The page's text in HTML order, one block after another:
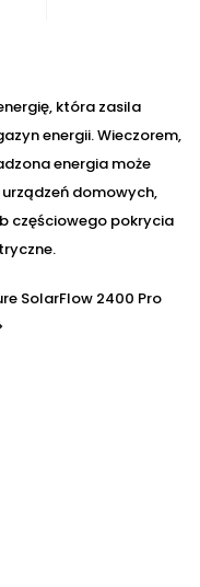
która zasila
energii. Wieczorem,
energia może
domowych,
częściowego pokrycia
SolarFlow 2400 Pro